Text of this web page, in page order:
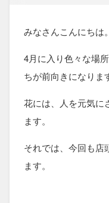
みなさんこんにちは
4月に入り色々な場
ちが前向きになりま
花には、人を元気に
ます。
それでは、今回も店
ます。